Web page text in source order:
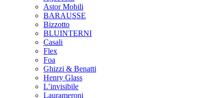
Astor Mobili
BARAUSSE
Bizzotto
BLUINTERNI
Casali
Flex
Foa
Ghizzi & Benatti
Henry Glass
L’invisibile
Laurameroni